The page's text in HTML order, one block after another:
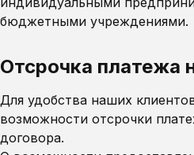
бюджетными учреждениями.
Отсрочка платежа
Для удобства наших
возможности отсрочки
договора.